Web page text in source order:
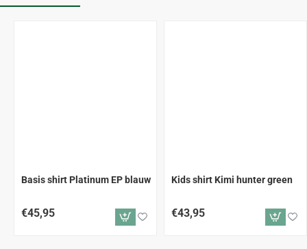
Basis shirt Platinum EP blauw
€45,95
Kids shirt Kimi hunter green
€43,95